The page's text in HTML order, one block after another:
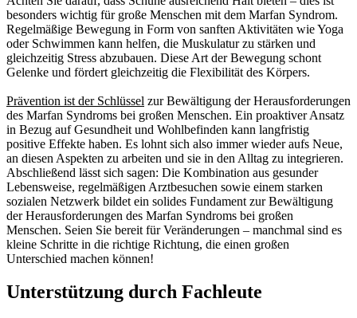
besonders wichtig für große Menschen mit dem Marfan Syndrom.
Regelmäßige Bewegung in Form von sanften Aktivitäten wie Yoga
oder Schwimmen kann helfen, die Muskulatur zu stärken und
gleichzeitig Stress abzubauen. Diese Art der Bewegung schont
Gelenke und fördert gleichzeitig die Flexibilität des Körpers.
Prävention ist der Schlüssel zur Bewältigung der Herausforderungen
des Marfan Syndroms bei großen Menschen. Ein proaktiver Ansatz
in Bezug auf Gesundheit und Wohlbefinden kann langfristig
positive Effekte haben. Es lohnt sich also immer wieder aufs Neue,
an diesen Aspekten zu arbeiten und sie in den Alltag zu integrieren.
Abschließend lässt sich sagen: Die Kombination aus gesunder
Lebensweise, regelmäßigen Arztbesuchen sowie einem starken
sozialen Netzwerk bildet ein solides Fundament zur Bewältigung
der Herausforderungen des Marfan Syndroms bei großen
Menschen. Seien Sie bereit für Veränderungen – manchmal sind es
kleine Schritte in die richtige Richtung, die einen großen
Unterschied machen können!
Unterstützung durch Fachleute